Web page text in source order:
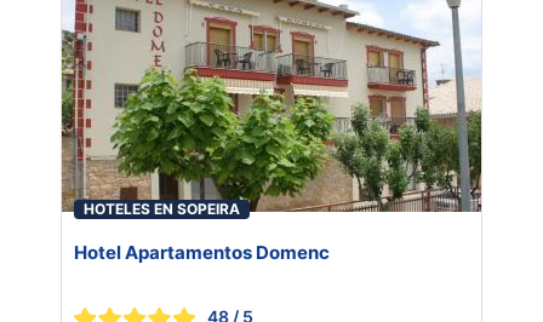
HOTELES EN SOPEIRA
Hotel Apartamentos Domenc
48 / 5